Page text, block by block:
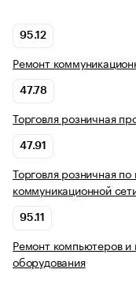
95.12
Ремонт
47.78
Торговля розничная
47.91
Торговля розничная
коммуникационной
95.11
Ремонт компьютеров
оборудования